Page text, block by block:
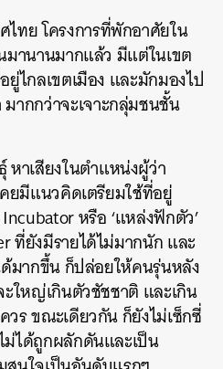
ทย โครงการที่พักอาศัยใน
มานานมากแล้ว มีแต่ในเขต
ไกลเขตเมือง และมักมองไป
มากกว่าจะเจาะกลุ่มชนชั้น
าเสียงในตำแหน่งผู้ว่า
ยมีแนวคิดเตรียมใช้ที่อยู่
Incubatorหรือ‘แหล่งฟักตัว’
ที่ยังมีรายได้ไม่มากนัก และ
มากขึ้น ก็ปล่อยให้คนรุ่นหลัง
ใหญ่เกินตัวชัชชาติ และเกิน
ร ขณะเดียวกัน ก็ยังไม่เซ็กซี่
ม่ได้ถูกผลักดันและเป็น